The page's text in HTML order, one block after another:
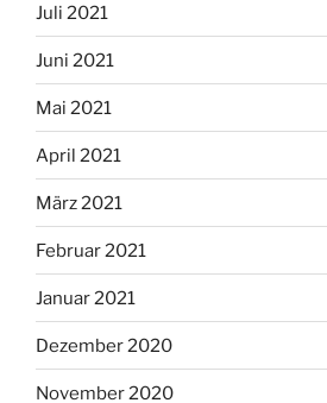
Juli 2021
Juni 2021
Mai 2021
April 2021
März 2021
Februar 2021
Januar 2021
Dezember 2020
November 2020